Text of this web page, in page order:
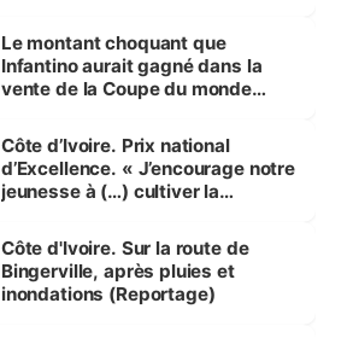
Le montant choquant que
Infantino aurait gagné dans la
vente de la Coupe du monde
Côte d’Ivoire. Prix national
d’Excellence. « J’encourage notre
jeunesse à (…) cultiver la
(Alassane Ouattara
Côte d'Ivoire. Sur la route de
Bingerville, après pluies et
inondations (Reportage)